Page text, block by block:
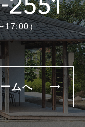
17:00）
ムへ